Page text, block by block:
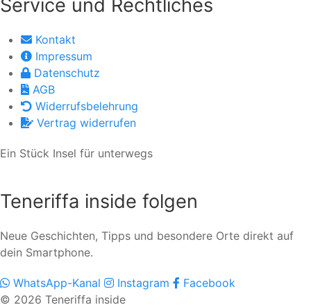
Service und Rechtliches
Kontakt
Impressum
Datenschutz
AGB
Widerrufsbelehrung
Vertrag widerrufen
Ein Stück Insel für unterwegs
Teneriffa inside folgen
Neue Geschichten, Tipps und besondere Orte direkt auf
dein Smartphone.
WhatsApp-Kanal Instagram
Facebook
© 2026 Teneriffa inside